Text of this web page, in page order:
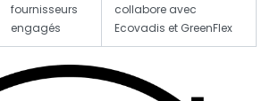
fournisseurs
engagés
collabore avec
Ecovadis et GreenFlex